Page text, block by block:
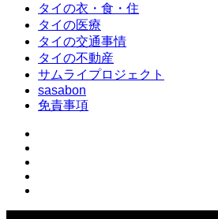
タイの衣・食・住
タイの医療
タイの交通事情
タイの不動産
サムライプロジェクト
sasabon
免責事項